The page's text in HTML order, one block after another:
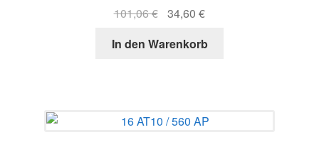
101,06€ Ursprünglicher
war:
34,60€Aktueller
ist:
In den Warenkorb